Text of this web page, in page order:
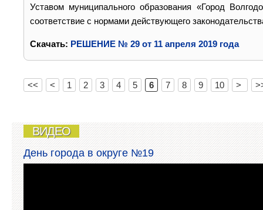
Уставом муниципального образования «Город
соответствие с нормами действующего
Cкачать: РЕШЕНИЕ № 29 от 11 апреля 2019 года
<< < 1 2 3 4 5 6 7 8 9 10 >
ВИДЕО
День города в округе №19